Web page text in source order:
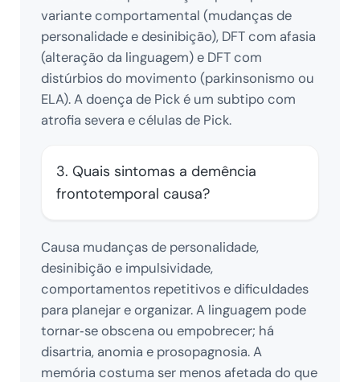
variante comportamental (mudanças de
personalidade e desinibição), DFT com afasia
(alteração da linguagem) e DFT com
distúrbios do movimento (parkinsonismo ou
ELA). A doença de Pick é um subtipo com
atrofia severa e células de Pick.
3. Quais sintomas a demência
frontotemporal causa?
Causa mudanças de personalidade,
desinibição e impulsividade,
comportamentos repetitivos e dificuldades
para planejar e organizar. A linguagem pode
tornar‑se obscena ou empobrecer; há
disartria, anomia e prosopagnosia. A
memória costuma ser menos afetada do que